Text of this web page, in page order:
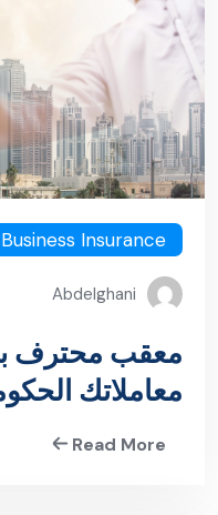
Business Insurance
Abdelghani
معقب محترف
معاملاتك
تعقيد!
Read More